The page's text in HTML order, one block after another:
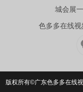
城会展
色多多在线视
版权所有©广东色多多在线